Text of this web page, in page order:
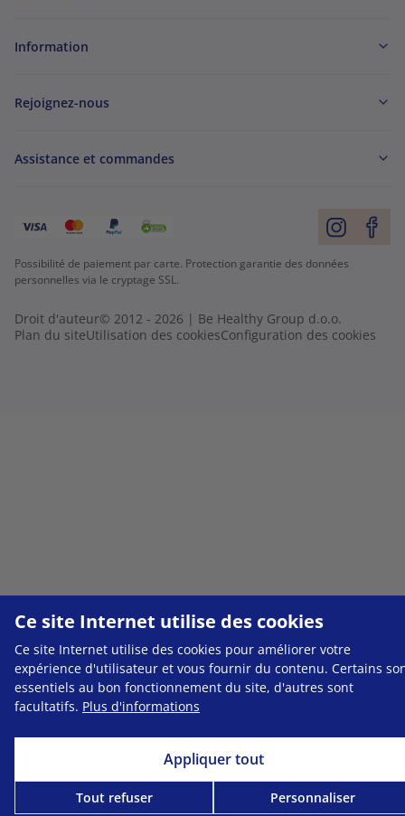
Ce site Internet utilise des cookies
Ce site Internet utilise des cookies pour améliorer votre
expérience d'utilisateur et vous fournir du contenu. Certains
essentiels au bon fonctionnement du site, d'autres sont
facultatifs. Plus d'informations
Appliquer tout
Tout refuser Personnaliser
Information
Rejoignez-nous
Assistance et commandes
Possibilité de paiement par carte. Protection garantie des données
personnelles via le cryptage SSL.
Droit d'auteur© 2012 - 2026 | Be Healthy Group d.o.o.
Plan du siteUtilisation des cookiesConfiguration des cookies